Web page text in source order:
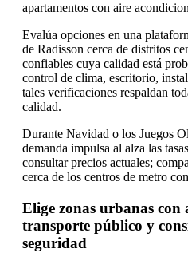
apartamentos con aire
Evalúa opciones en una
de Radisson cerca de distritos
confiables cuya calidad está
control de clima, escritorio,
tales verificaciones respaldan
calidad.
Durante Navidad o los Juegos
demanda impulsa al alza las
consultar precios actuales;
cerca de los centros de metro
Elige zonas urbanas con
transporte público y
seguridad